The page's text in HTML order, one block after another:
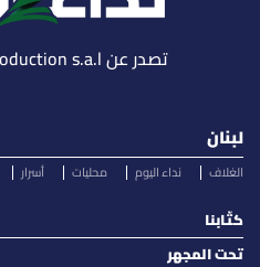
تصدر عن Lebanese Media Production s.a.l
لبنان
الغلاف نداء اليوم محليات أسرار
كتّابنا
تحت المجهر